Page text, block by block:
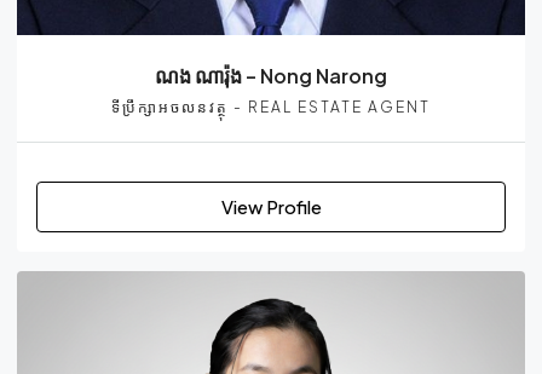
ណង ណារ៉ុង – Nong Narong
ទីប្រឹក្សាអចលនវត្ថុ - REAL ESTATE AGENT
View Profile